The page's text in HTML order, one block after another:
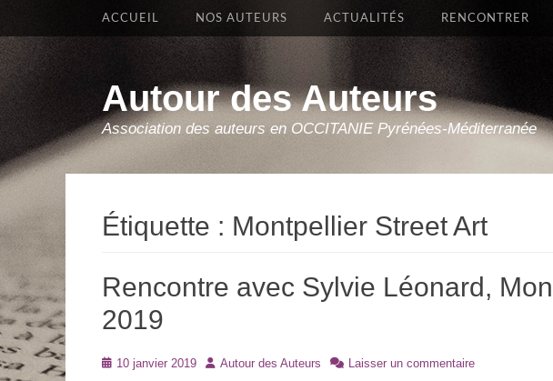
Autour des Auteurs
Association des auteurs en OCCITANIE Pyrénées-Méditerranée
Premier Menu
Aller
ACCUEIL NOS AUTEURS ACTUALITÉS RENCONTRER
Étiquette : Montpellier Street Art
Rencontre avec Sylvie Léonard,
2019
Posté10 janvier 2019 Auteur
Autour des Auteurs Laisser un commentaire